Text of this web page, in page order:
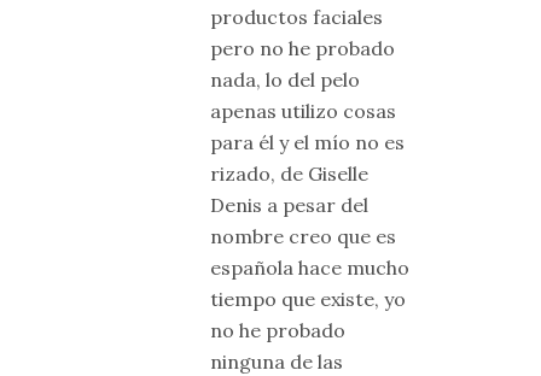
productos faciales
pero no he probado
nada, lo del pelo
apenas utilizo cosas
para él y el mío no es
rizado, de Giselle
Denis a pesar del
nombre creo que es
española hace mucho
tiempo que existe, yo
no he probado
ninguna de las